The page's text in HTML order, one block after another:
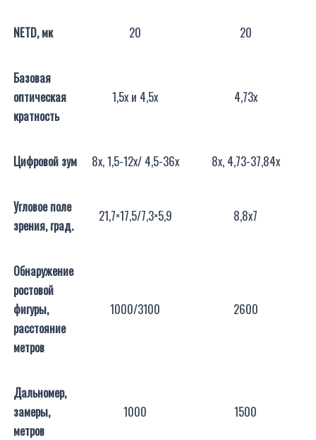
NETD,мк 20 20
Базовая
оптическая
кратность
1,5x и 4,5х 4,73х
Цифровой зум 8х, 1,5-12х/ 4,5-36х 8х, 4,73-37,84х
Угловое поле
зрения, град.
21,7×17,5/7,3×5,9 8,8х7
Обнаружение
ростовой
фигуры,
расстояние
метров
1000/3100 2600
Дальномер,
замеры,
метров
1000 1500